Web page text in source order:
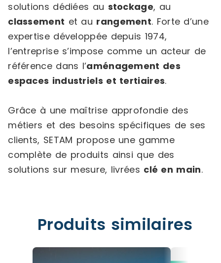
solutions dédiées au stockage, au
classement et au rangement. Forte d’une
expertise développée depuis 1974,
l’entreprise s’impose comme un acteur de
référence dans l’aménagement des
espaces industriels et tertiaires.
Grâce à une maîtrise approfondie des
métiers et des besoins spécifiques de ses
clients, SETAM propose une gamme
complète de produits ainsi que des
solutions sur mesure, livrées clé en main.
Produits similaires